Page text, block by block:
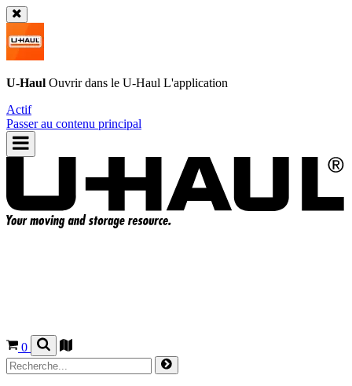
U-Haul Ouvrir dans le U-Haul L'application
Actif
Passer au contenu principal
0